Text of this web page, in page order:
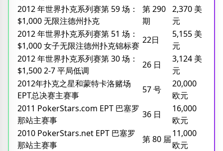
2012 年世界扑克系列赛第 59 场：
$1,000 无限注德州扑克
第 290
期
2,370 美
元
2012 年世界扑克系列赛第 51 场：
$1,000 女子无限注德州扑克锦标赛
22日
5,155 美
元
2012 年世界扑克系列赛第 30 场：
$1,500 2-7 平局低调
26 日
3,124 美
元
2012年扑克之星和蒙特卡洛赌场
EPT总决赛主赛事
57 号
20,000
欧元
2011 PokerStars.com EPT 巴塞罗
那站主赛事
36 日
16,000
欧元
2010 PokerStars.net EPT 巴塞罗
那站主赛事
第 80 届
11,000
欧元